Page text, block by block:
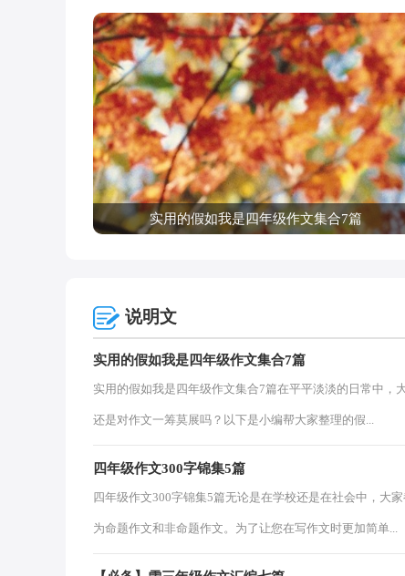
实用的假如我是四年级作文集合7篇
说明文
实用的假如我是四年级作文集合7篇
实用的假如我是四年级作文集合7篇在平平淡淡的日常中，
还是对作文一筹莫展吗？以下是小编帮大家整理的假...
四年级作文300字锦集5篇
四年级作文300字锦集5篇无论是在学校还是在社会中，大
为命题作文和非命题作文。为了让您在写作文时更加简单...